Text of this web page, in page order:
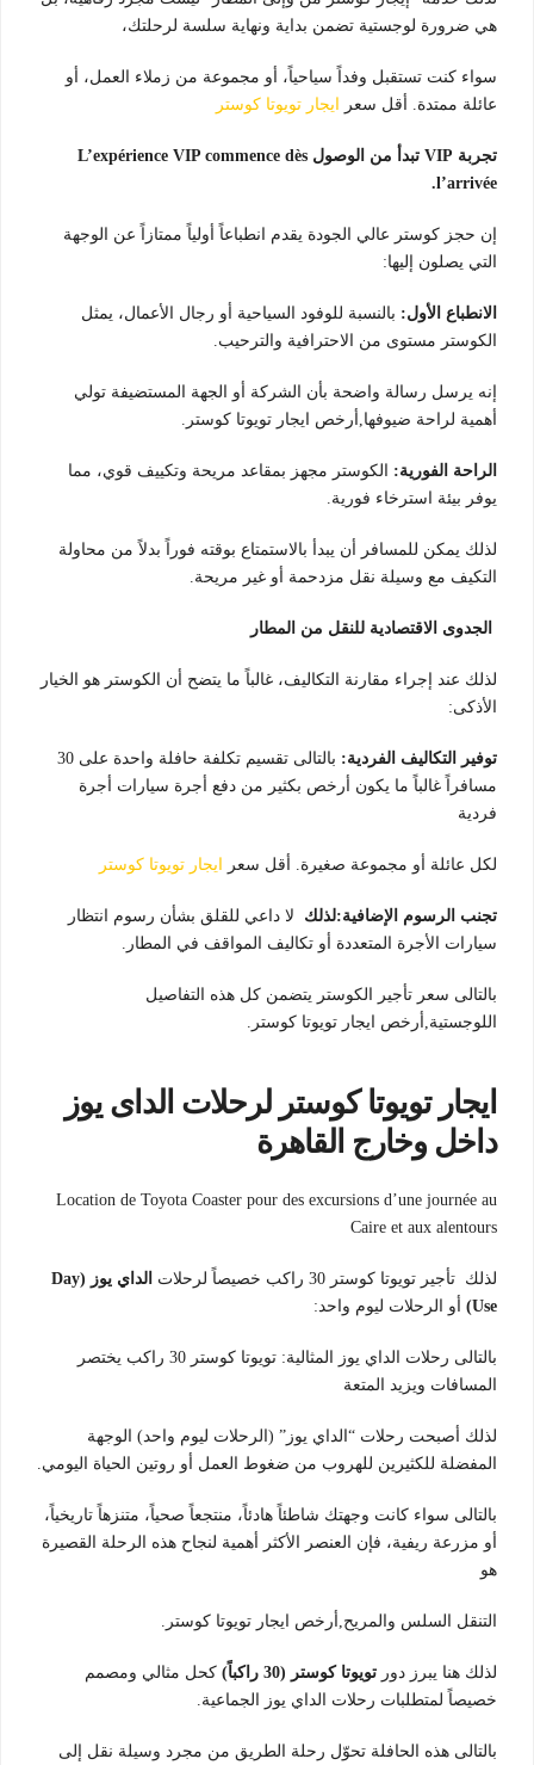
هي ضرورة لوجستية تضمن بداية ونهاية سلسة لرحلتك،
سواء كنت تستقبل وفداً سياحياً، أو مجموعة من زملاء العمل، أو
عائلة ممتدة. أقل سعر
ايجار تويوتا كوستر
تجربة VIP تبدأ من الوصول L’expérience VIP commence dès
l’arrivée.
إن حجز كوستر عالي الجودة يقدم انطباعاً أولياً ممتازاً عن الوجهة
التي يصلون إليها:
الانطباع الأول: بالنسبة للوفود السياحية أو رجال الأعمال، يمثل
الكوستر مستوى من الاحترافية والترحيب.
إنه يرسل رسالة واضحة بأن الشركة أو الجهة المستضيفة تولي
أهمية لراحة ضيوفها,أرخص ايجار تويوتا كوستر.
الراحة الفورية: الكوستر مجهز بمقاعد مريحة وتكييف قوي، مما
يوفر بيئة استرخاء فورية.
لذلك يمكن للمسافر أن يبدأ بالاستمتاع بوقته فوراً بدلاً من محاولة
التكيف مع وسيلة نقل مزدحمة أو غير مريحة.
الجدوى الاقتصادية للنقل من المطار
لذلك عند إجراء مقارنة التكاليف، غالباً ما يتضح أن الكوستر هو الخيار
الأذكى:
توفير التكاليف الفردية:
بالتالى تقسيم تكلفة حافلة واحدة على 30
مسافراً غالباً ما يكون أرخص بكثير من دفع أجرة سيارات أجرة
فردية
لكل عائلة أو مجموعة صغيرة. أقل سعر ايجار تويوتا كوستر
تجنب الرسوم الإضافية:لذلك
لا داعي للقلق بشأن رسوم انتظار
سيارات الأجرة المتعددة أو تكاليف المواقف في المطار.
بالتالى سعر تأجير الكوستر يتضمن كل هذه التفاصيل
اللوجستية,أرخص ايجار تويوتا كوستر.
ايجار تويوتا كوستر لرحلات الداى يوز
داخل وخارج القاهرة
Location de Toyota Coaster pour des excursions d’une journée au
Caire et aux alentours
لذلك تأجير تويوتا كوستر 30 راكب خصيصاً لرحلات
الداي يوز (Day
Use)
أو الرحلات ليوم واحد:
بالتالى رحلات الداي يوز المثالية: تويوتا كوستر 30 راكب يختصر
المسافات ويزيد المتعة
لذلك أصبحت رحلات “الداي يوز” (الرحلات ليوم واحد) الوجهة
المفضلة للكثيرين للهروب من ضغوط العمل أو روتين الحياة اليومي.
بالتالى سواء كانت وجهتك شاطئاً هادئاً، منتجعاً صحياً، متنزهاً تاريخياً،
أو مزرعة ريفية، فإن العنصر الأكثر أهمية لنجاح هذه الرحلة القصيرة
هو
التنقل السلس والمريح,أرخص ايجار تويوتا كوستر.
لذلك هنا يبرز دور تويوتا كوستر (30 راكباً)
كحل مثالي ومصمم
خصيصاً لمتطلبات رحلات الداي يوز الجماعية.
بالتالى هذه الحافلة تحوّل رحلة الطريق من مجرد وسيلة نقل إلى